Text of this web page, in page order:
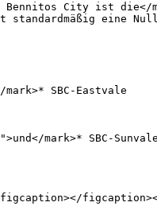
Bennitos City ist
standardmäßig eine
SBC-Eastvale
mark>* SBC-